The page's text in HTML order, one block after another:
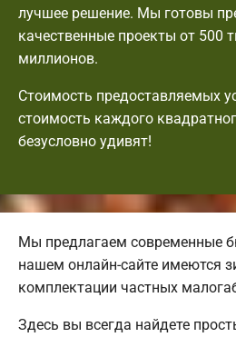
лучшее решение. Мы готовы
качественные проекты от 500
миллионов.
Стоимость предоставляемых
стоимость каждого
безусловно удивят!
Мы предлагаем современные
нашем онлайн-сайте имеются
комплектации частных
Здесь вы всегда найдете